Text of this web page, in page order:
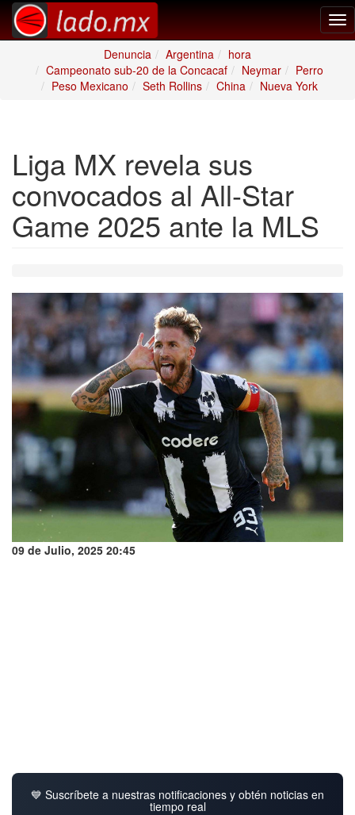
Denuncia
Argentina
hora
Campeonato sub-20 de la Concacaf
Neymar
Perro
Peso Mexicano
Seth Rollins China Nueva York
Liga MX revela sus
convocados al All-Star
Game 2025 ante la MLS
09 de Julio, 2025 20:45
💙 Suscríbete a nuestras notificaciones y obtén noticias en
tiempo real